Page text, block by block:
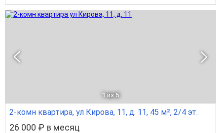
1 из 6
2-комн квартира, ул Кирова, 11, д. 11, 45 м², 2/4 эт.
26 000 ₽ в месяц